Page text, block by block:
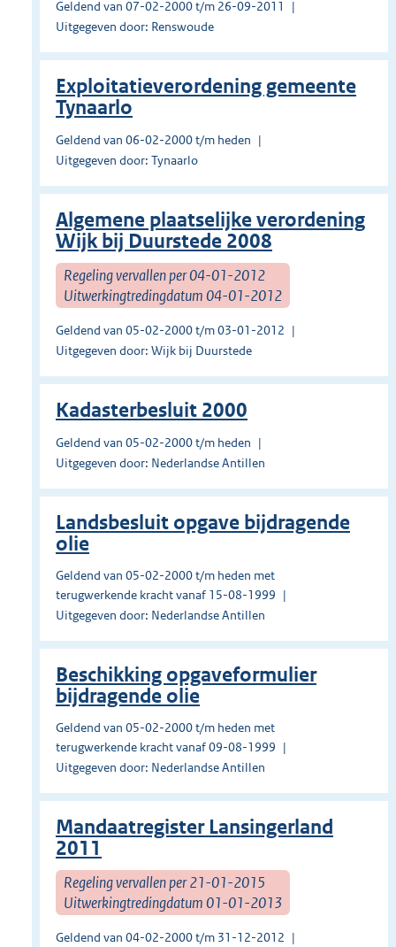
Geldend van 07-02-2000 t/m 26-09-2011
Uitgegeven door: Renswoude
Exploitatieverordening gemeente
Tynaarlo
Geldend van 06-02-2000 t/m heden
Uitgegeven door: Tynaarlo
Algemene plaatselijke verordening
Wijk bij Duurstede 2008
Regeling vervallen per 04-01-2012
Uitwerkingtredingdatum 04-01-2012
Geldend van 05-02-2000 t/m 03-01-2012
Uitgegeven door: Wijk bij Duurstede
Kadasterbesluit 2000
Geldend van 05-02-2000 t/m heden
Uitgegeven door: Nederlandse Antillen
Landsbesluit opgave bijdragende
olie
Geldend van 05-02-2000 t/m heden met
terugwerkende kracht vanaf 15-08-1999
Uitgegeven door: Nederlandse Antillen
Beschikking opgaveformulier
bijdragende olie
Geldend van 05-02-2000 t/m heden met
terugwerkende kracht vanaf 09-08-1999
Uitgegeven door: Nederlandse Antillen
Mandaatregister Lansingerland
2011
Regeling vervallen per 21-01-2015
Uitwerkingtredingdatum 01-01-2013
Geldend van 04-02-2000 t/m 31-12-2012